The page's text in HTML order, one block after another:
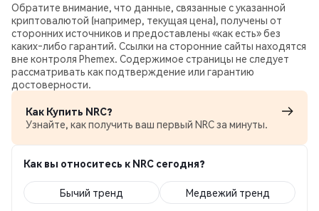
Обратите внимание, что данные, связанные с указанной
криптовалютой (например, текущая цена), получены от
сторонних источников и предоставлены «как есть» без
каких‑либо гарантий. Ссылки на сторонние сайты находятся
вне контроля Phemex. Содержимое страницы не следует
рассматривать как подтверждение или гарантию
достоверности.
Как Купить NRC?
Узнайте, как получить ваш первый NRC за минуты.
Как вы относитесь к NRC сегодня?
Бычий тренд Медвежий тренд